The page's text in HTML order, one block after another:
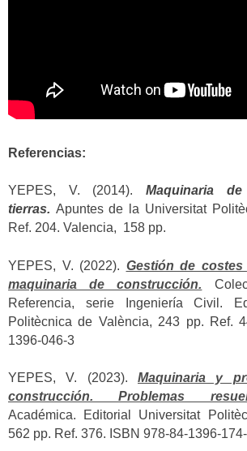
Referencias:
YEPES, V. (2014). Maquinaria
tierras. Apuntes de la Universitat
Ref. 204. Valencia, 158 pp.
YEPES, V. (2022). Gestión de
maquinaria de construcción.
Referencia, serie Ingeniería Civil.
Politècnica de València, 243 pp. Ref.
1396-046-3
YEPES, V. (2023). Maquinaria y
construcción. Problemas
Académica. Editorial Universitat
562 pp. Ref. 376. ISBN 978-84-1396-